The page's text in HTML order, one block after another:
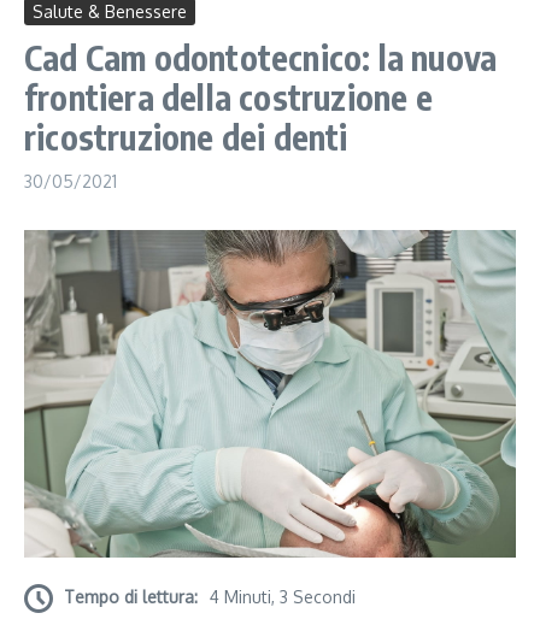
Salute & Benessere
Cad Cam odontotecnico: la nuova
frontiera della costruzione e
ricostruzione dei denti
30/05/2021
Tempo di lettura: 4 Minuti, 3 Secondi